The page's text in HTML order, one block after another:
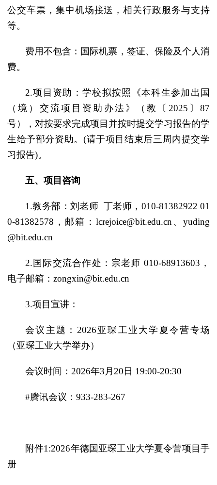
公交车票，集中机场接送，相关行政服务与支持
等。
费用不包含：国际机票，签证、保险及个人消
费。
2.项目资助：学校拟按照《本科生参加出国
（境）交流项目资助办法》（教〔2025〕87
号），对按要求完成项目并按时提交学习报告的学
生给予部分资助。(请于项目结束后三周内提交学
习报告)。
五、项目咨询
1.教务部：刘老师 丁老师，010-81382922 01
0-81382578，邮箱：lcrejoice@bit.edu.cn、yuding
@bit.edu.cn
2.国际交流合作处：宗老师 010-68913603，
电子邮箱：zongxin@bit.edu.cn
3.项目宣讲：
会议主题：2026亚琛工业大学夏令营专场
（亚琛工业大学举办）
会议时间：2026年3月20日 19:00-20:30
#腾讯会议：933-283-267
附件1:2026年德国亚琛工业大学夏令营项目手
册